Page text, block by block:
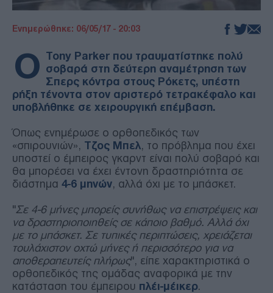
Ενημερώθηκε: 06/05/17 - 20:03
Ο Tony Parker που τραυματίστηκε πολύ
σοβαρά στη δεύτερη αναμέτρηση των
Σπερς κόντρα στους Ρόκετς, υπέστη
ρήξη τένοντα στον αριστερό τετρακέφαλο και
υποβλήθηκε σε χειρουργική επέμβαση.
Όπως ενημέρωσε ο ορθοπεδικός των
«σπιρουνιών», Τζος Μπελ, το πρόβλημα που έχει
υποστεί ο έμπειρος γκαρντ είναι πολύ σοβαρό και
θα μπορέσει να έχει έντονη δραστηριότητα σε
διάστημα 4-6 μηνών, αλλά όχι με το μπάσκετ.
"Σε 4-6 μήνες μπορείς συνήθως να επιστρέψεις και
να δραστηριοποιηθείς σε κάποιο βαθμό. Αλλά όχι
με το μπάσκετ. Σε τυπικές περιπτώσεις, χρειάζεται
τουλάχιστον οχτώ μήνες ή περισσότερο για να
αποθεραπευτείς πλήρως", είπε χαρακτηριστικά ο
ορθοπεδικός της ομάδας αναφορικά με την
κατάσταση του έμπειρου πλέι-μέικερ.